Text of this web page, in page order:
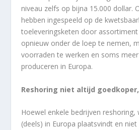
niveau zelfs op bijna 15.000 dollar.
hebben ingespeeld op de
toeleveringsketen door
opnieuw onder de loep te nemen,
voorraden te werken en soms
produceren in Europa.
Reshoring niet altijd
Hoewel enkele bedrijven
(deels) in Europa plaatsvindt en